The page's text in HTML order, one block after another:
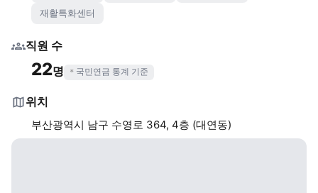
재활특화센터
직원 수
22명 국민연금 통계 기준
위치
부산광역시 남구 수영로 364, 4층 (대연동)